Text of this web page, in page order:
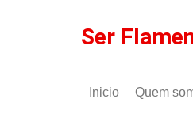
Ser
Inicio Quem